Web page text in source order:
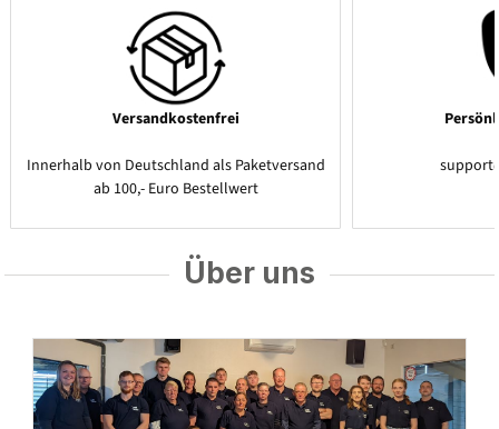
Versandkostenfrei
Innerhalb von Deutschland als Paketversand
ab 100,- Euro Bestellwert
Über uns